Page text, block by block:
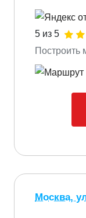
5 из 5
Построить
Москва,